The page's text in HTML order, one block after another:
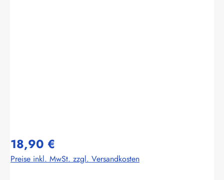
18,90 €
Preise inkl. MwSt. zzgl. Versandkosten